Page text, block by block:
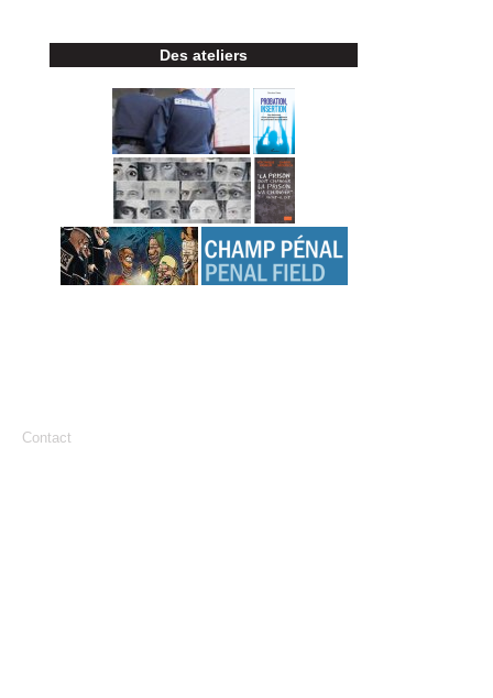
Des ateliers
Contact